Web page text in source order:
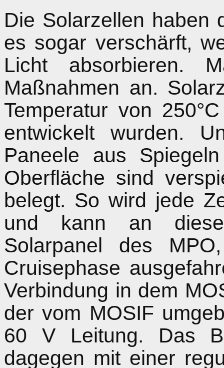
Die Solarzellen haben
es sogar verschärft,
Licht absorbieren.
Maßnahmen an.
Temperatur von
entwickelt wurden.
Paneele aus
Oberfläche sind
belegt. So wird jede
und kann an
Solarpanel des
Cruisephase
Verbindung in dem
der vom MOSIF
60 V Leitung. Das
dagegen mit einer